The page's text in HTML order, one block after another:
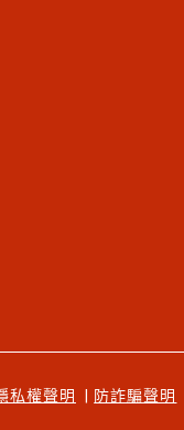
私權聲明 防詐騙聲明